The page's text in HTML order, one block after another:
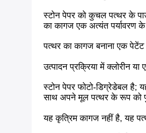
स्टोन पेपर को कुचल पत्थर के
का कागज एक अत्यंत पर्यावरण
पत्थर का कागज बनाना एक
उत्पादन प्रक्रिया में क्लोरीन
स्टोन पेपर फोटो-डिग्रेडेबल है;
साथ अपने मूल पत्थर के रूप को
यह कृत्रिम कागज नहीं है, यह